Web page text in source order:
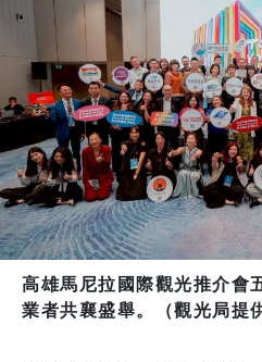
高雄馬尼拉國際觀光推介會
業者共襄盛舉。（觀光局提